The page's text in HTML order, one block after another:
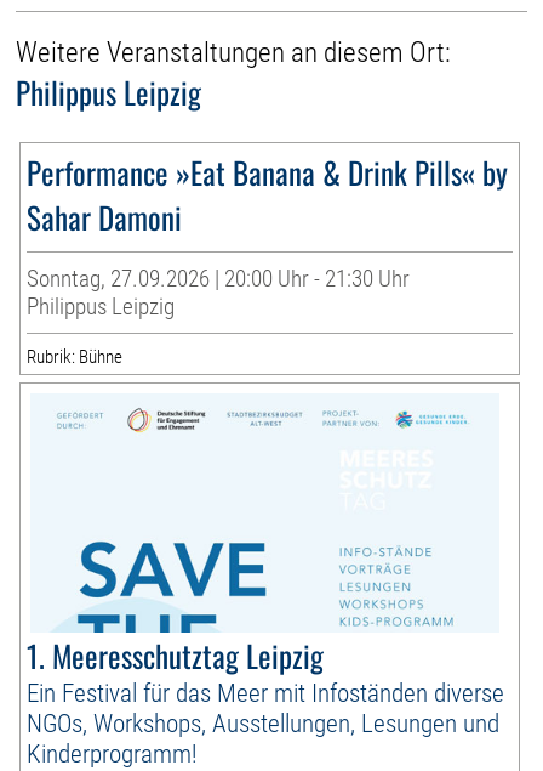
Weitere Veranstaltungen an diesem Ort:
Philippus Leipzig
Performance »Eat Banana & Drink Pills« by
Sahar Damoni
Sonntag, 27.09.2026 | 20:00 Uhr - 21:30 Uhr
Philippus Leipzig
Rubrik: Bühne
1. Meeresschutztag Leipzig
Ein Festival für das Meer mit Infoständen diverse
NGOs, Workshops, Ausstellungen, Lesungen und
Kinderprogramm!